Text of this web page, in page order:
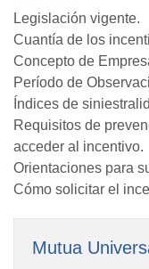
Legislación vigente.
Cuantía de los
Concepto de
Período de
Índices de
Requisitos de
acceder al incentivo.
Orientaciones para
Cómo solicitar el
Mutua